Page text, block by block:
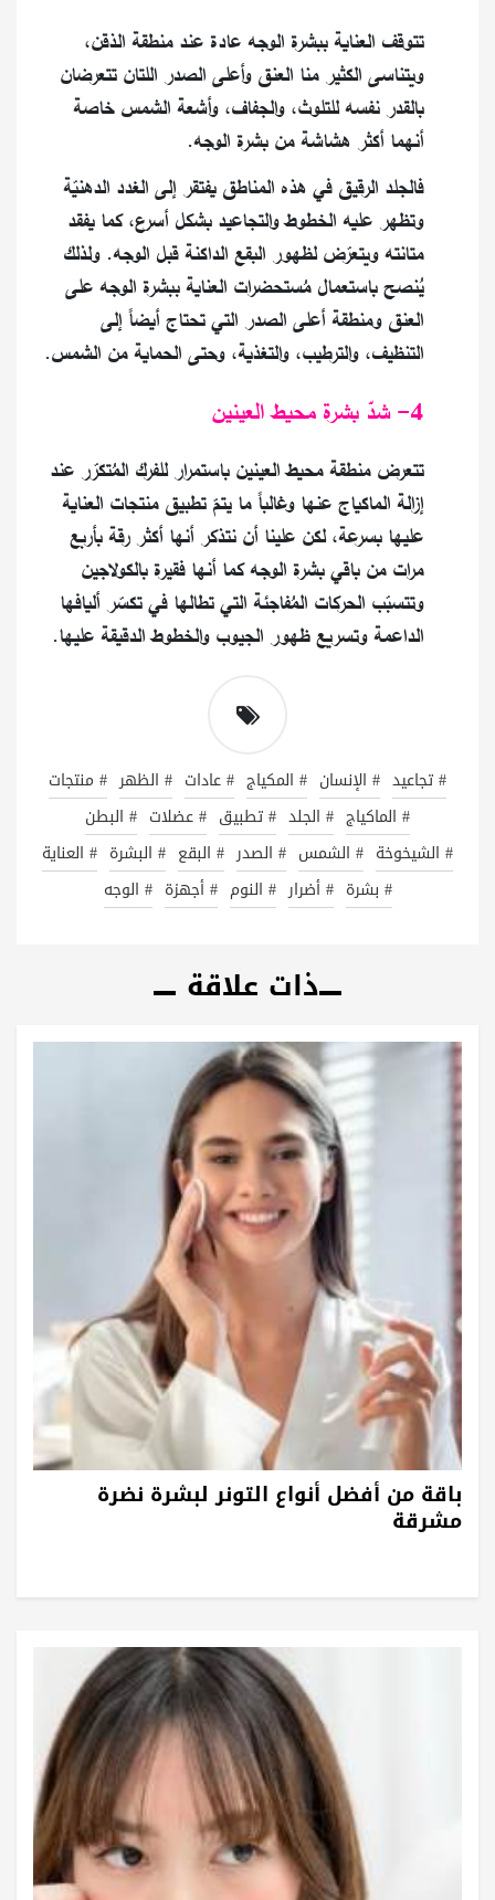
تتوقف العناية ببشرة الوجه عادة عند منطقة الذقن،
ويتناسى الكثير منا العنق وأعلى الصدر اللتان تتعرضان
بالقدر نفسه للتلوث، والجفاف، وأشعة الشمس خاصة
أنهما أكثر هشاشة من بشرة الوجه.
فالجلد الرقيق في هذه المناطق يفتقر إلى الغدد الدهنيّة
وتظهر عليه الخطوط والتجاعيد بشكل أسرع، كما يفقد
متانته ويتعرّض لظهور البقع الداكنة قبل الوجه. ولذلك
يُنصح باستعمال مُستحضرات العناية ببشرة الوجه على
العنق ومنطقة أعلى الصدر التي تحتاج أيضاً إلى
التنظيف، والترطيب، والتغذية، وحتى الحماية من الشمس.
4- شدّ بشرة محيط العينين
تتعرض منطقة محيط العينين باستمرار للفرك المُتكرّر عند
إزالة الماكياج عنها وغالباً ما يتمّ تطبيق منتجات العناية
عليها بسرعة، لكن علينا أن نتذكر أنها أكثر رقة بأربع
مرات من باقي بشرة الوجه كما أنها فقيرة بالكولاجين
وتتسبّب الحركات المُفاجئة التي تطالها في تكسّر أليافها
الداعمة وتسريع ظهور الجيوب والخطوط الدقيقة عليها.
# تجاعيد # الإنسان # المكياج # عادات # الظهر # منتجات
# الماكياج # الجلد # تطبيق # عضلات # البطن
# الشيخوخة # الشمس # الصدر # البقع # البشرة # العناية
# بشرة # أضرار # النوم # أجهزة # الوجه
ذات علاقة
باقة من أفضل أنواع التونر لبشرة نضرة
مشرقة